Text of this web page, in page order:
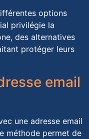
options
privilégie la
des alternatives
protéger leurs
email
une adresse email
méthode permet de